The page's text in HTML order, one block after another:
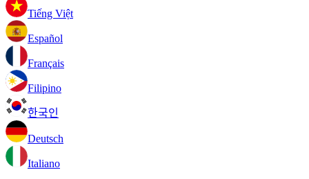
Tiếng Việt
Español
Français
Filipino
한국인
Deutsch
Italiano